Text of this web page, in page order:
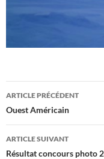
Navigation
des
articles
ARTICLE PRÉCÉDENT
Ouest Américain
ARTICLE SUIVANT
Résultat concours photo